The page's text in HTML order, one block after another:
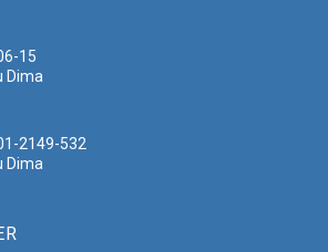
15
Dima
2149-532
Dima